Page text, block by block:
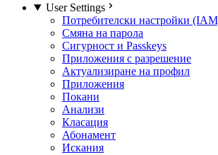
User Settings
Потребителски настройки
Смяна на парола
Сигурност и Passkeys
Приложения с разрешение
Актуализиране на профил
Приложения
Покани
Анализи
Класация
Абонамент
Искания